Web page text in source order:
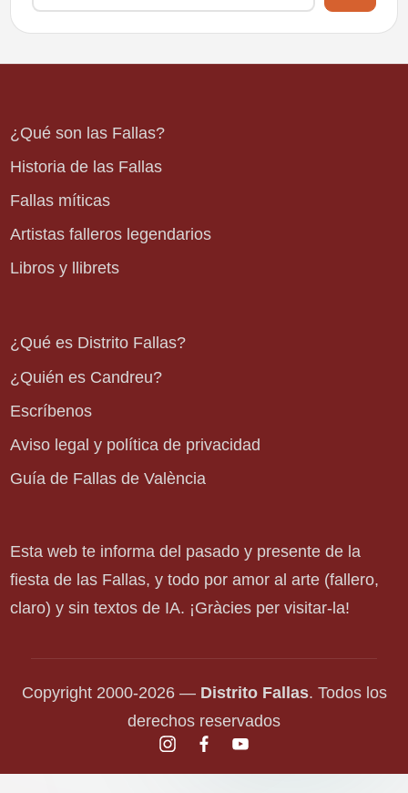
¿Qué son las Fallas?
Historia de las Fallas
Fallas míticas
Artistas falleros legendarios
Libros y llibrets
¿Qué es Distrito Fallas?
¿Quién es Candreu?
Escríbenos
Aviso legal y política de privacidad
Guía de Fallas de València
Esta web te informa del pasado y presente de la
fiesta de las Fallas, y todo por amor al arte (fallero,
claro) y sin textos de IA. ¡Gràcies per visitar-la!
Copyright 2000-2026 — Distrito Fallas. Todos los
derechos reservados
instagram.com
facebook.com
youtube.com